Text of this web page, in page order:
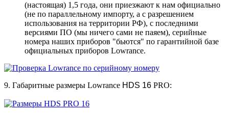
(настоящая) 1,5 года, они приезжают к нам официально
(не по параллельному импорту, а с разрешением
использования на территории РФ), с последними
версиями ПО (мы ничего сами не паяем), серийные
номера наших приборов "бьются" по гарантийной базе
официальных приборов Lowrance.
9. Габаритные размеры Lowrance HDS 16 PRO: